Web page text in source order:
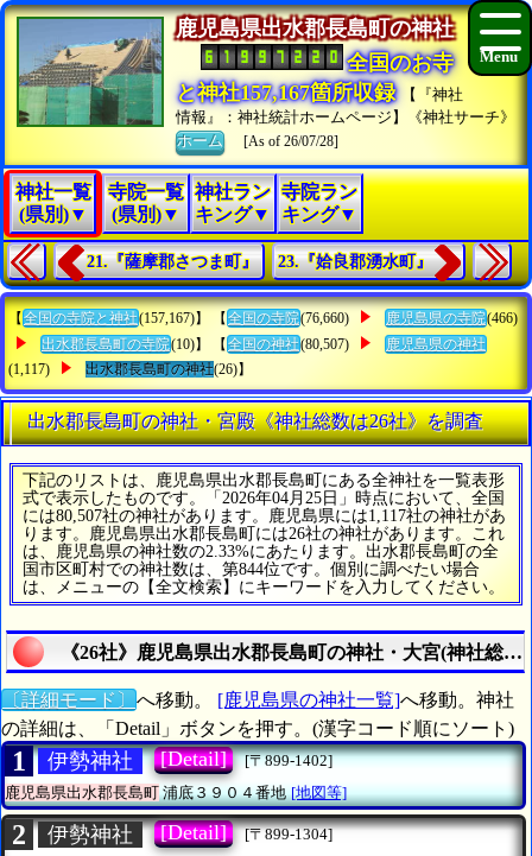
鹿児島県出水郡長島町の神社
全国のお寺
と神社157,167箇所収録
【『神社
情報』：神社統計ホームページ】《神社サーチ》
ホーム
[As of 26/07/28]
神社一覧
(県別)▼
寺院一覧
(県別)▼
神社ラン
キング▼
寺院ラン
キング▼
21.『薩摩郡さつま町』 23.『姶良郡湧水町』
【 全国の寺院と神社(157,167)】 【 全国の寺院(76,660) 鹿児島県の寺院(466)
出水郡長島町の寺院(10)】 【 全国の神社(80,507)
鹿児島県の神社
(1,117)
出水郡長島町の神社(26)】
出水郡長島町の神社・宮殿《神社総数は26社》を調査
下記のリストは、鹿児島県出水郡長島町にある全神社を一覧表形
式で表示したものです。「2026年04月25日」時点において、全国
には80,507社の神社があります。鹿児島県には1,117社の神社があ
ります。鹿児島県出水郡長島町には26社の神社があります。これ
は、鹿児島県の神社数の2.33%にあたります。出水郡長島町の全
国市区町村での神社数は、第844位です。個別に調べたい場合
は、メニューの【全文検索】にキーワードを入力してください。
《26社》鹿児島県出水郡長島町の神社・大宮(神社総数
〔詳細モード〕 へ移動。 [鹿児島県の神社一覧]へ移動。神社
の詳細は、「Detail」ボタンを押す。(漢字コード順にソート)
1 伊勢神社 [Detail]
[〒899-1402]
鹿児島県出水郡長島町浦底３９０４番地 [地図等]
2 伊勢神社 [Detail]
[〒899-1304]